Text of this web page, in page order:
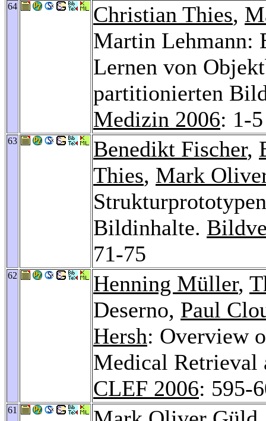
64 Christian Thies,
Martin Lehmann:
Lernen von
partitionierten
Medizin 2006: 1-5
63 Benedikt Fischer,
Thies, Mark
Bildinhalte.
71-75
62 Henning Müller,
Deserno, Paul
Hersh: Overview
Medical Retrieval
CLEF 2006: 595-
61